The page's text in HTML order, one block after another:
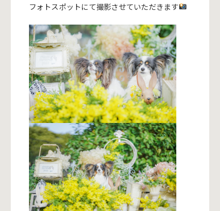
フォトスポットにて撮影させていただきます